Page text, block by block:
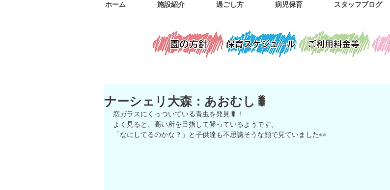
ホーム 施設紹介 過ごし方 病児保育 スタッフブログ
ナーシェリ大森：あおむし🐛
窓ガラスにくっついている青虫を発見🐛！
よく見ると、高い所を目指して登っているようです。
「なにしてるのかな？」と子供達も不思議そうな顔で見ていました👀